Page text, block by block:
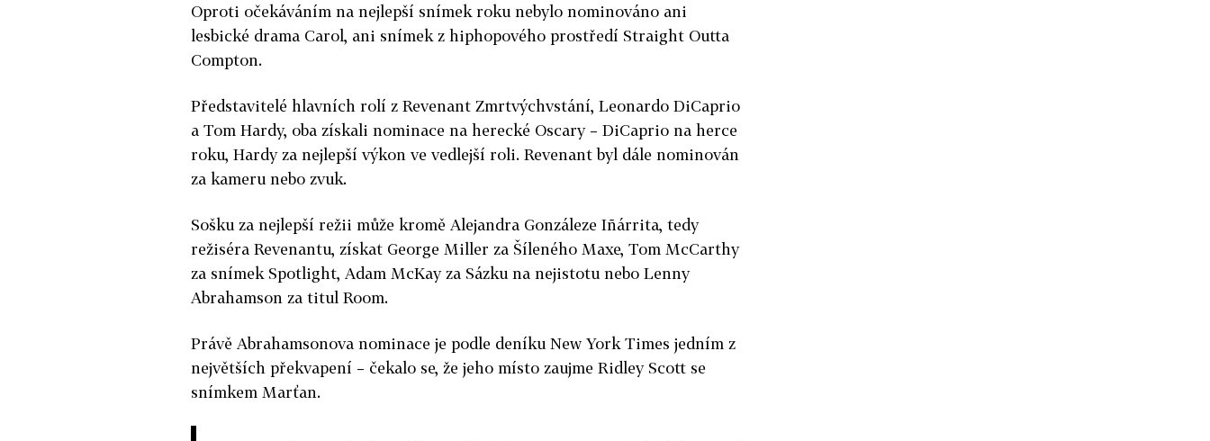
Oproti očekáváním na nejlepší snímek roku nebylo nominováno ani
lesbické drama Carol, ani snímek z hiphopového prostředí Straight Outta
Compton.
Představitelé hlavních rolí z Revenant Zmrtvýchvstání, Leonardo DiCaprio
a Tom Hardy, oba získali nominace na herecké Oscary – DiCaprio na herce
roku, Hardy za nejlepší výkon ve vedlejší roli. Revenant byl dále nominován
za kameru nebo zvuk.
Sošku za nejlepší režii může kromě Alejandra Gonzáleze Iñárrita, tedy
režiséra Revenantu, získat George Miller za Šíleného Maxe, Tom McCarthy
za snímek Spotlight, Adam McKay za Sázku na nejistotu nebo Lenny
Abrahamson za titul Room.
Právě Abrahamsonova nominace je podle deníku New York Times jedním z
největších překvapení – čekalo se, že jeho místo zaujme Ridley Scott se
snímkem Marťan.